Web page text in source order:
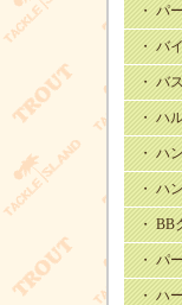
・ パ
・ バ
・ バ
・ ハ
・ ハ
・ ハ
・ BB
・ パ
・ ハ